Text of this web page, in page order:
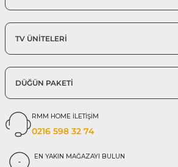
TV ÜNİTELERİ
DÜĞÜN PAKETİ
RMM HOME İLETİŞİM
0216 598 32 74
EN YAKIN MAĞAZAYI BULUN